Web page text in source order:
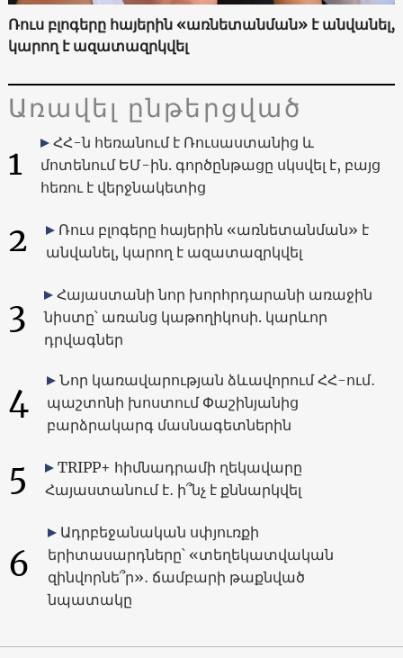
Ռուս բլոգերը հայերին «առնետանման» է անվանել,
կարող է ազատազրկվել
Առավել ընթերցված
1
ՀՀ-ն հեռանում է Ռուսաստանից և
մոտենում ԵՄ-ին. գործընթացը սկսվել է, բայց
հեռու է վերջնակետից
2
Ռուս բլոգերը հայերին «առնետանման» է
անվանել, կարող է ազատազրկվել
3
Հայաստանի նոր խորհրդարանի առաջին
նիստը՝ առանց կաթողիկոսի. կարևոր
դրվագներ
4
Նոր կառավարության ձևավորում ՀՀ-ում․
պաշտոնի խոստում Փաշինյանից
բարձրակարգ մասնագետներին
5
TRIPP+ հիմնադրամի ղեկավարը
Հայաստանում է․ ի՞նչ է քննարկվել
6
Ադրբեջանական սփյուռքի
երիտասարդները՝ «տեղեկատվական
զինվորնե՞ր»․ ճամբարի թաքնված
նպատակը